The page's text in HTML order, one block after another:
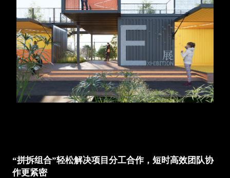
“拼拆组合”轻松解决项目分工合作，短时高效团队协
作更紧密